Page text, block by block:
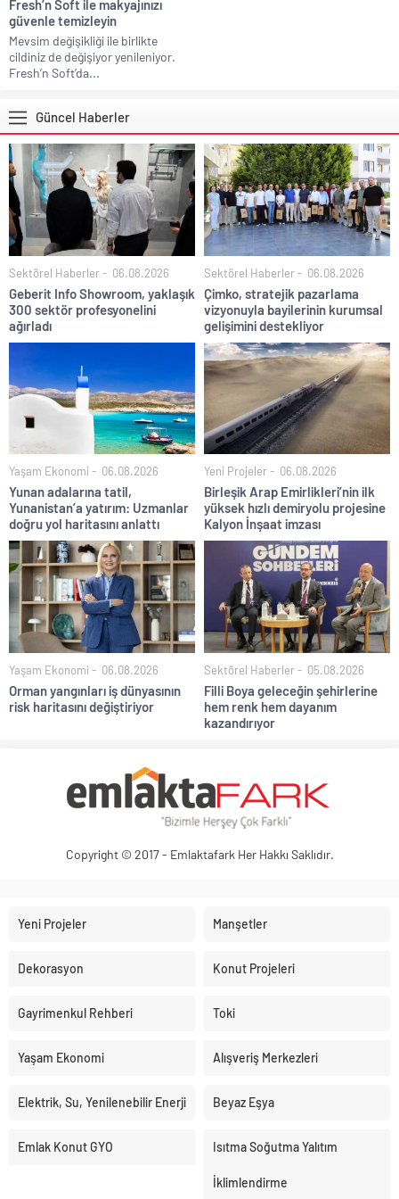
Fresh’n Soft ile makyajınızı
güvenle temizleyin
Mevsim değişikliği ile birlikte
cildiniz de değişiyor yenileniyor.
Fresh’n Soft’da...
Güncel Haberler
Sektörel Haberler 06.08.2026
Geberit Info Showroom, yaklaşık
300 sektör profesyonelini
ağırladı
Sektörel Haberler 06.08.2026
Çimko, stratejik pazarlama
vizyonuyla bayilerinin kurumsal
gelişimini destekliyor
Yaşam Ekonomi 06.08.2026
Yunan adalarına tatil,
Yunanistan’a yatırım: Uzmanlar
doğru yol haritasını anlattı
Yeni Projeler 06.08.2026
Birleşik Arap Emirlikleri’nin ilk
yüksek hızlı demiryolu projesine
Kalyon İnşaat imzası
Yaşam Ekonomi 06.08.2026
Orman yangınları iş dünyasının
risk haritasını değiştiriyor
Sektörel Haberler 05.08.2026
Filli Boya geleceğin şehirlerine
hem renk hem dayanım
kazandırıyor
Copyright © 2017 - Emlaktafark Her Hakkı Saklıdır.
Yeni Projeler Manşetler
Dekorasyon Konut Projeleri
Gayrimenkul Rehberi Toki
Yaşam Ekonomi Alışveriş Merkezleri
Elektrik, Su, Yenilenebilir Enerji Beyaz Eşya
Emlak Konut GYO Isıtma Soğutma Yalıtım
İklimlendirme